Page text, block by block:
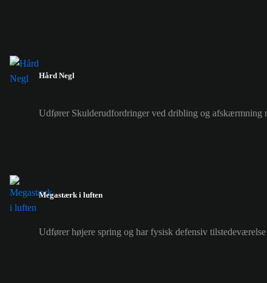
Hård Negl
Udfører Skulderudfordringer ved dribling og afskærmning
Megastærk i luften
Udfører højere spring og har fysisk defensiv